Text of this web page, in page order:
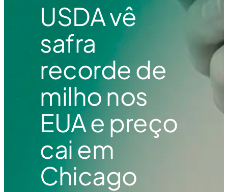
USDA vê
safra
recorde de
milho nos
EUA e preço
cai em
Chicago